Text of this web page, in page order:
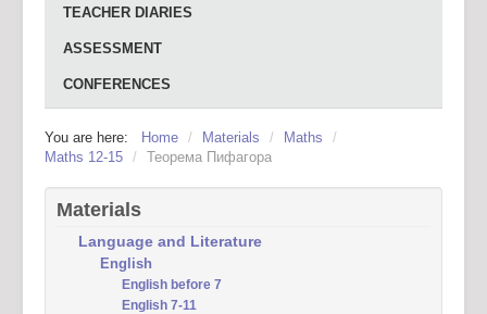
TEACHER DIARIES
ASSESSMENT
CONFERENCES
You are here: Home / Materials / Maths
/
Maths 12-15 / Теорема Пифагора
Materials
Language and Literature
English
English before 7
English 7-11